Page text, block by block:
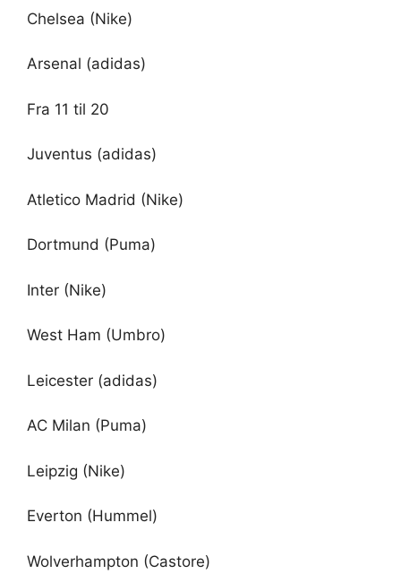
Chelsea (Nike)
Arsenal (adidas)
Fra 11 til 20
Juventus (adidas)
Atletico Madrid (Nike)
Dortmund (Puma)
Inter (Nike)
West Ham (Umbro)
Leicester (adidas)
AC Milan (Puma)
Leipzig (Nike)
Everton (Hummel)
Wolverhampton (Castore)